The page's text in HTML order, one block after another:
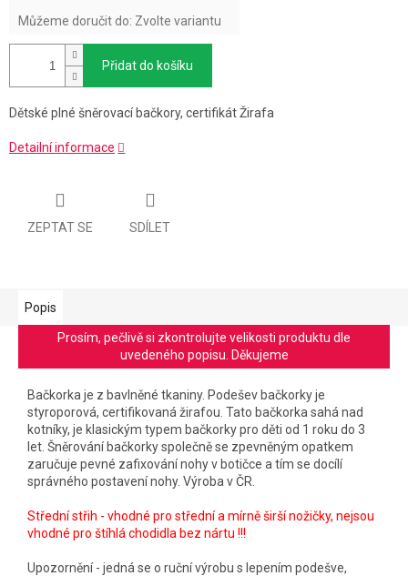
Můžeme doručit do: Zvolte variantu
Přidat do košíku
Dětské plné šněrovací bačkory, certifikát Žirafa
Detailní informace
ZEPTAT SE SDÍLET
Popis
Prosím, pečlivě si zkontrolujte velikosti produktu dle
uvedeného popisu. Děkujeme
Bačkorka je z bavlněné tkaniny. Podešev bačkorky je
styroporová, certifikovaná žirafou. Tato bačkorka sahá nad
kotníky, je klasickým typem bačkorky pro děti od 1 roku do 3
let. Šněrování bačkorky společně se zpevněným opatkem
zaručuje pevné zafixování nohy v botičce a tím se docílí
správného postavení nohy. Výroba v ČR.
Střední střih - vhodné pro střední a mírně širší nožičky, nejsou
vhodné pro štíhlá chodidla bez nártu !!!
Upozornění - jedná se o ruční výrobu s lepením podešve,